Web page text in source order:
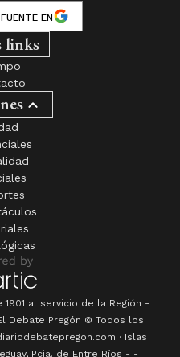
EN
links
al servicio de la Región -
Debate Pregón © Todos los
· Islas
, Pcia. de Entre Ríos - -